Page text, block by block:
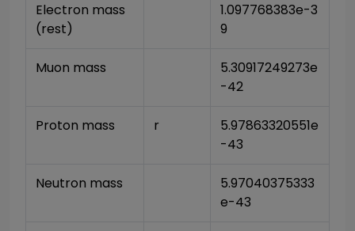
Electron mass
(rest)
1.097768383e-3
9
Muon mass
5.30917249273e
-42
Proton mass r
5.97863320551e
-43
Neutron mass
5.97040375333
e-43